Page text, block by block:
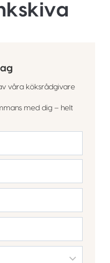
våra köksrådgivare
med dig – helt